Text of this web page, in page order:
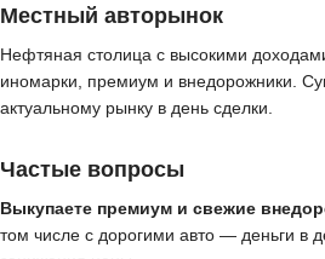
Местный авторынок
Нефтяная столица с высокими
иномарки, премиум и внедорожники.
актуальному рынку в день сделки.
Частые вопросы
Выкупаете премиум и свежие
том числе с дорогими авто — деньги в